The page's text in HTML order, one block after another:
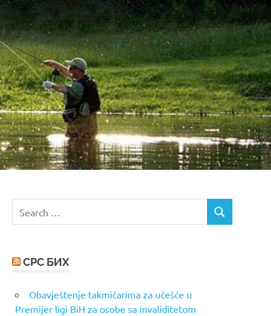
for:
SEARCH
СРС БИХ
Obavještenje takmičarima za učešće u
Premijer ligi BiH za osobe sa invaliditetom